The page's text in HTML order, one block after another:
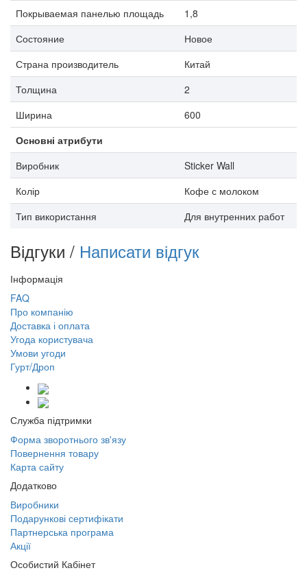
Покрываемая панелью площадь
1,8
Состояние
Новое
Страна производитель
Китай
Толщина
2
Ширина
600
Основні атрибути
Виробник
Sticker Wall
Колір
Кофе с молоком
Тип використання
Для внутренних работ
Відгуки / Написати відгук
Інформація
FAQ
Про компанію
Доставка і оплата
Угода користувача
Умови угоди
Гурт/Дроп
Служба підтримки
Форма зворотнього зв'язу
Повернення товару
Карта сайту
Додатково
Виробники
Подарункові сертифікати
Партнерська програма
Акції
Особистий Кабінет